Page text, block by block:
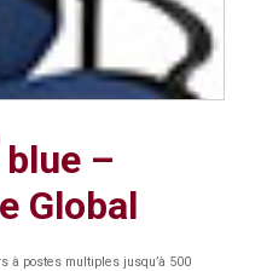
–
Global
à postes multiples jusqu’à 500